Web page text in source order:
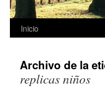
Saltar
contenido
Inicio
Archivo de la
replicas niños